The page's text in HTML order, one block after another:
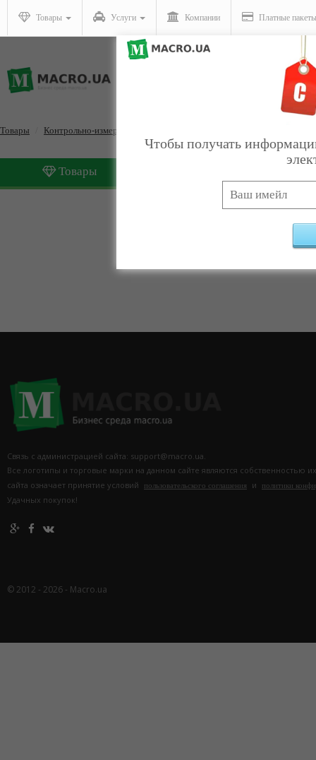
Товары Услуги Компании Платные пакеты
Товары Контрольно-измерительные приборы
Товары
Оптические приборы и
Связь с администрацией сайта: support@macro.ua.
Все логотипы и торговые марки на данном сайте являются собственностью
сайта означает принятие условий
пользовательского соглашения и политики
Удачных покупок!
© 2012 - 2026 - Macro.ua
Чтобы получать